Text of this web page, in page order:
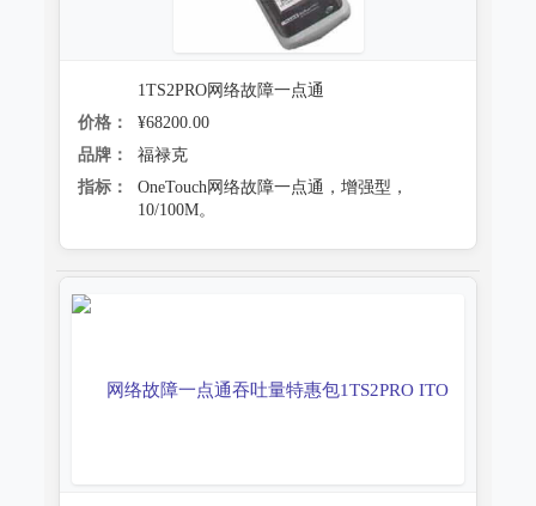
1TS2PRO网络故障一点通
价格：
¥68200.00
品牌：
福禄克
指标：
OneTouch网络故障一点通，增强型，
10/100M。